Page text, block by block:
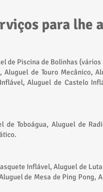
para lhe
de Piscina de Bolinhas
de Touro Mecânico,
Aluguel de Castelo
Toboágua, Aluguel de
Inflável, Aluguel de
de Mesa de Ping Pong,